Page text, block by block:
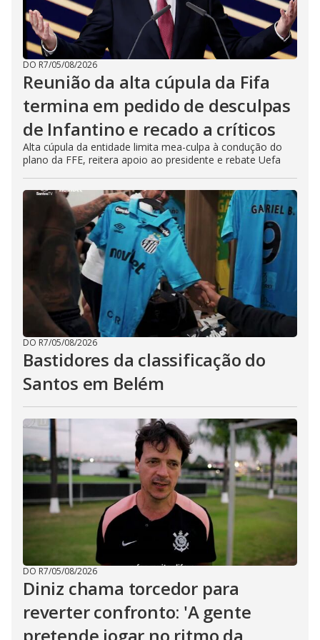
DO R7/05/08/2026
Reunião da alta cúpula da Fifa
termina em pedido de desculpas
de Infantino e recado a críticos
Alta cúpula da entidade limita mea-culpa à condução do
plano da FFE, reitera apoio ao presidente e rebate Uefa
DO R7/05/08/2026
Bastidores da classificação do
Santos em Belém
DO R7/05/08/2026
Diniz chama torcedor para
reverter confronto: 'A gente